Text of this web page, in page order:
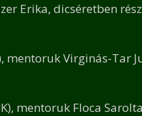
Erika, dicséretben
mentoruk Virginás-Tar
mentoruk Floca